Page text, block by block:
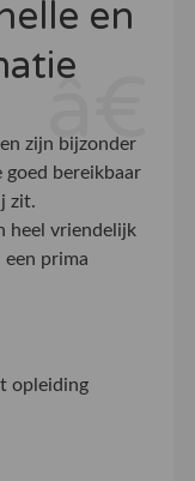
en
zijn bijzonder
goed bereikbaar
zit.
heel vriendelijk
prima
opleiding